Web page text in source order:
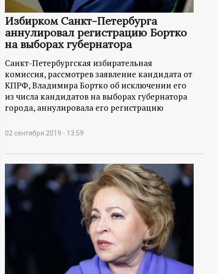
Й
Д
А
Н
-
и
н
ф
о
р
Избирком Санкт-Петербурга
аннулировал регистрацию Бортко
на выборах губернатора
Санкт-Петербургская избирательная
комиссия, рассмотрев заявление кандидата от
КПРФ, Владимира Бортко об исключении его
из числа кандидатов на выборах губернатора
города, аннулировала его регистрацию
02 сентября 2019 - 13:59